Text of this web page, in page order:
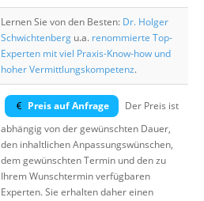
Lernen Sie von den Besten: Dr. Holger
Schwichtenberg u.a. renommierte Top-
Experten mit viel Praxis-Know-how und
hoher Vermittlungskompetenz.
Preis auf Anfrage
Der Preis ist
abhängig von der gewünschten Dauer,
den inhaltlichen Anpassungswünschen,
dem gewünschten Termin und den zu
Ihrem Wunschtermin verfügbaren
Experten. Sie erhalten daher einen